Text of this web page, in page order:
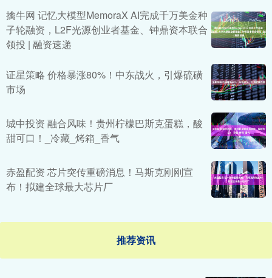
擒牛网 记忆大模型MemoraX AI完成千万美金种
子轮融资，L2F光源创业者基金、钟鼎资本联合
领投 | 融资速递
证星策略 价格暴涨80%！中东战火，引爆硫磺
市场
城中投资 融合风味！贵州柠檬巴斯克蛋糕，酸
甜可口！_冷藏_烤箱_香气
赤盈配资 芯片突传重磅消息！马斯克刚刚宣
布！拟建全球最大芯片厂
推荐资讯